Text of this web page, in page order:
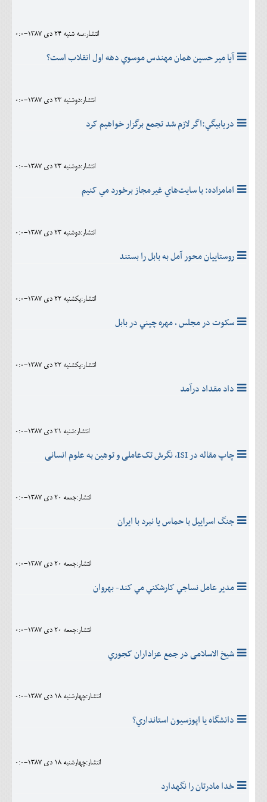
انتشار:سه شنبه 24 دی 1387-0:0
آیا مير حسين همان مهندس موسوي دهه اول انقلاب است؟
انتشار:دوشنبه 23 دی 1387-0:0
دريابيگي:اگر لازم شد تجمع برگزار خواهيم کرد
انتشار:دوشنبه 23 دی 1387-0:0
امامزاده: با سايت‌هاي غير‌مجاز برخورد مي کنيم
انتشار:دوشنبه 23 دی 1387-0:0
روستاييان محور آمل به بابل را بستند
انتشار:يکشنبه 22 دی 1387-0:0
سکوت در مجلس ، مهره چيني در بابل
انتشار:يکشنبه 22 دی 1387-0:0
داد مقداد درآمد
انتشار:شنبه 21 دی 1387-0:0
چاپ مقاله در ISI، نگرش تک‌عاملی و توهین به علوم انسانی
انتشار:جمعه 20 دی 1387-0:0
جنگ اسراییل با حماس یا نبرد با ایران
انتشار:جمعه 20 دی 1387-0:0
مدير عامل نساجي کارشکني مي کند- بهروان
انتشار:جمعه 20 دی 1387-0:0
شیخ الاسلامی در جمع عزاداران کجوري
انتشار:چهارشنبه 18 دی 1387-0:0
دانشگاه يا اپوزسيون استانداري؟
انتشار:چهارشنبه 18 دی 1387-0:0
خدا مادرتان را نگهدارد